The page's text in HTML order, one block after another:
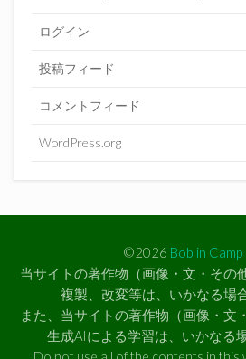
ログイン
投稿フィード
コメントフィード
WordPress.org
©2026 Bob in
当サイトの著作物（画像・文・その
複製、改変等は、いかなる場
また、当サイトの著作物（画像・文
生成AIによる学習は、いかなる